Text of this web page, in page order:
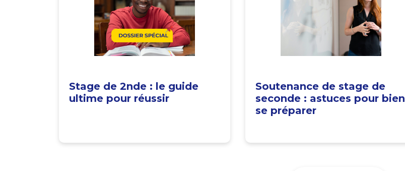
Stage de 2nde : le guide
ultime pour réussir
Soutenance de stage de
seconde : astuces pour bien
se préparer